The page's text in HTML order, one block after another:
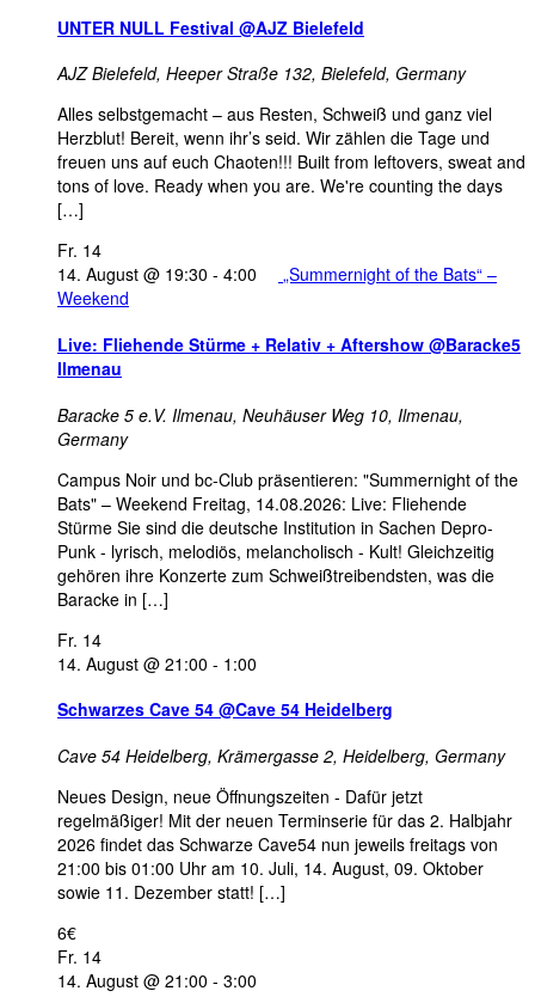
UNTER NULL Festival @AJZ Bielefeld
AJZ Bielefeld, Heeper Straße 132, Bielefeld, Germany
Alles selbstgemacht – aus Resten, Schweiß und ganz viel
Herzblut! Bereit, wenn ihr’s seid. Wir zählen die Tage und
freuen uns auf euch Chaoten!!! Built from leftovers, sweat and
tons of love. Ready when you are. We're counting the days
[…]
Fr. 14
14. August @ 19:30 - 4:00
„Summernight of the Bats“ –
Weekend
Live: Fliehende Stürme + Relativ + Aftershow @Baracke5
Ilmenau
Baracke 5 e.V. Ilmenau, Neuhäuser Weg 10, Ilmenau,
Germany
Campus Noir und bc-Club präsentieren: "Summernight of the
Bats" – Weekend Freitag, 14.08.2026: Live: Fliehende
Stürme Sie sind die deutsche Institution in Sachen Depro-
Punk - lyrisch, melodiös, melancholisch - Kult! Gleichzeitig
gehören ihre Konzerte zum Schweißtreibendsten, was die
Baracke in […]
Fr. 14
14. August @ 21:00 - 1:00
Schwarzes Cave 54 @Cave 54 Heidelberg
Cave 54 Heidelberg, Krämergasse 2, Heidelberg, Germany
Neues Design, neue Öffnungszeiten - Dafür jetzt
regelmäßiger! Mit der neuen Terminserie für das 2. Halbjahr
2026 findet das Schwarze Cave54 nun jeweils freitags von
21:00 bis 01:00 Uhr am 10. Juli, 14. August, 09. Oktober
sowie 11. Dezember statt! […]
6€
Fr. 14
14. August @ 21:00 - 3:00